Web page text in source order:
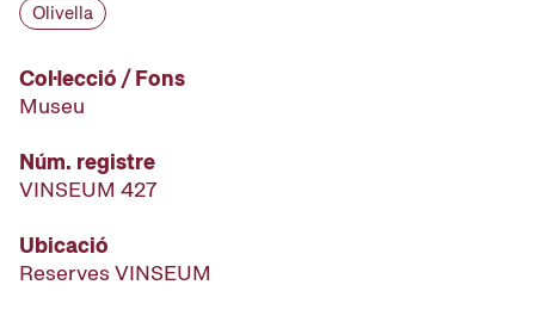
Olivella
Col·lecció / Fons
Museu
Núm. registre
VINSEUM 427
Ubicació
Reserves VINSEUM